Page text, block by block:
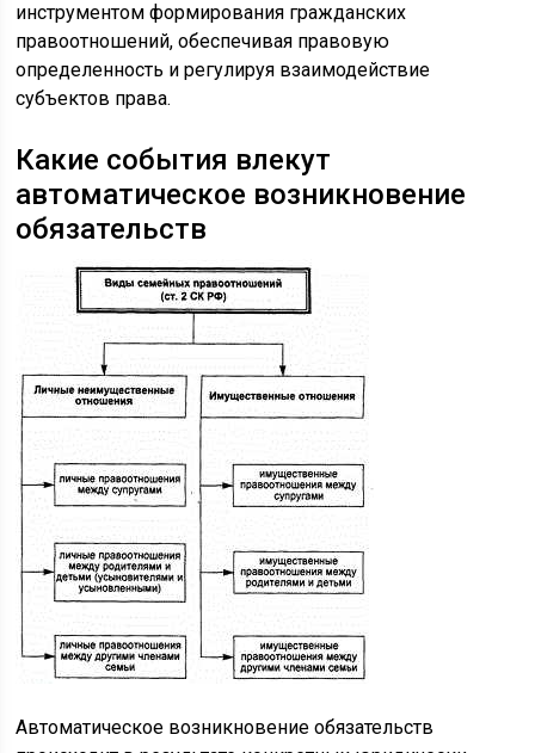
инструментом формирования гражданских
правоотношений, обеспечивая правовую
определенность и регулируя взаимодействие
субъектов права.
Какие события влекут
автоматическое возникновение
обязательств
Автоматическое возникновение обязательств